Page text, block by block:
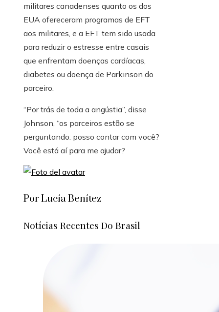
militares canadenses quanto os dos
EUA ofereceram programas de EFT
aos militares, e a EFT tem sido usada
para reduzir o estresse entre casais
que enfrentam doenças cardíacas,
diabetes ou doença de Parkinson do
parceiro.
“Por trás de toda a angústia”, disse
Johnson, “os parceiros estão se
perguntando: posso contar com você?
Você está aí para me ajudar?
Por Lucía Benítez
Notícias Recentes Do Brasil